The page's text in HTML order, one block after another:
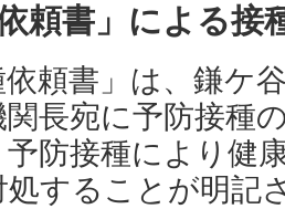
依頼書」による接
依頼書」は、鎌ケ
関長宛に予防接種
防接種により健
処することが明記